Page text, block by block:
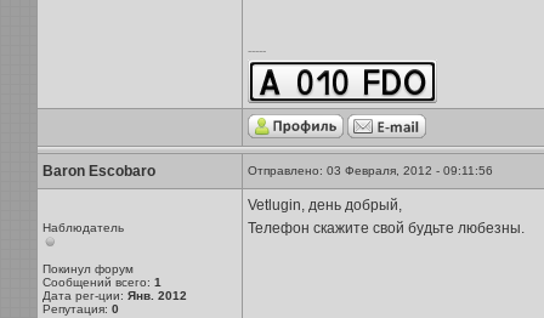
-----
Baron Escobaro Отправлено: 03 Февраля, 2012 - 09:11:56
Наблюдатель
Покинул форум
Сообщений всего: 1
Дата рег-ции: Янв. 2012
Репутация: 0
Vetlugin, день добрый,
Телефон скажите свой будьте любезны.